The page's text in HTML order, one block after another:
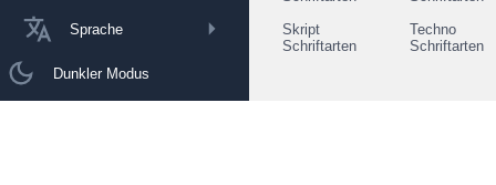
Sprache
Dunkler Modus
Skript
Schriftarten
Techno
Schriftarten